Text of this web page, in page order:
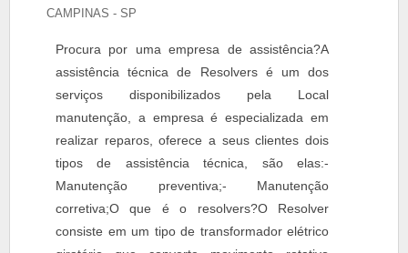
CAMPINAS - SP
Procura por uma empresa de assistência?A
assistência técnica de Resolvers é um dos
serviços disponibilizados pela Local
manutenção, a empresa é especializada em
realizar reparos, oferece a seus clientes dois
tipos de assistência técnica, são elas:-
Manutenção preventiva;- Manutenção
corretiva;O que é o resolvers?O Resolver
consiste em um tipo de transformador elétrico